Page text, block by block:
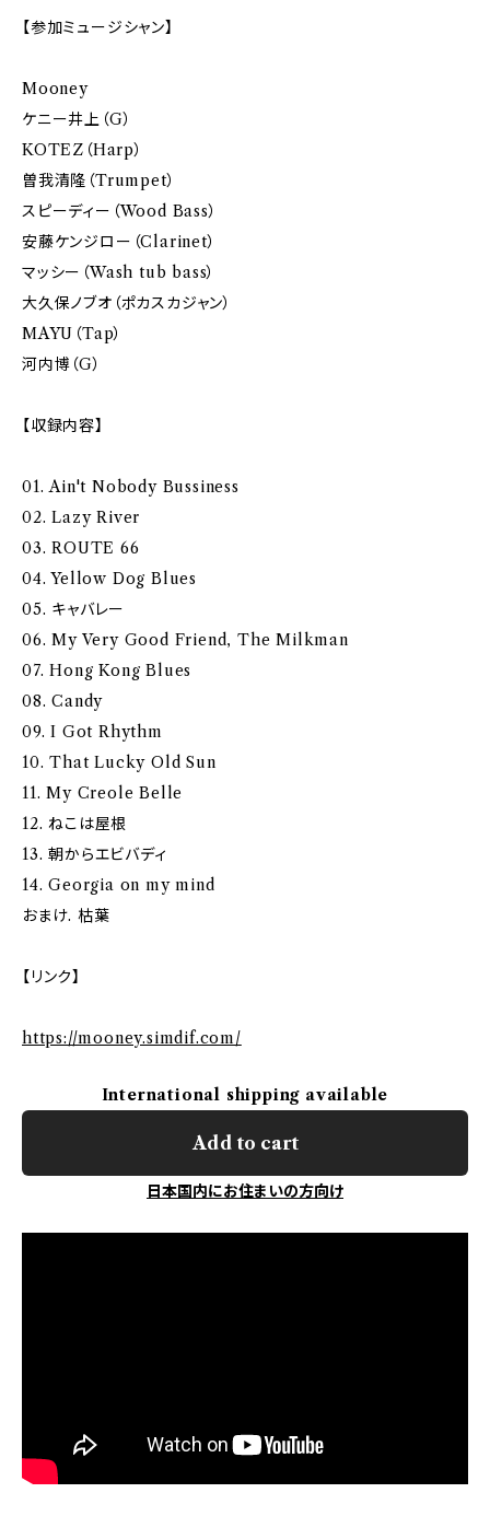
【参加ミュージシャン】
Mooney
ケニー井上（G）
KOTEZ（Harp）
曽我清隆（Trumpet）
スピーディー（Wood Bass）
安藤ケンジロー（Clarinet）
マッシー（Wash tub bass）
大久保ノブオ（ポカスカジャン）
MAYU（Tap）
河内博（G）
【収録内容】
01. Ain't Nobody Bussiness
02. Lazy River
03. ROUTE 66
04. Yellow Dog Blues
05. キャバレー
06. My Very Good Friend, The Milkman
07. Hong Kong Blues
08. Candy
09. I Got Rhythm
10. That Lucky Old Sun
11. My Creole Belle
12. ねこは屋根
13. 朝からエビバディ
14. Georgia on my mind
おまけ. 枯葉
【リンク】
https://mooney.simdif.com/
International shipping available
Add to cart
日本国内にお住まいの方向け